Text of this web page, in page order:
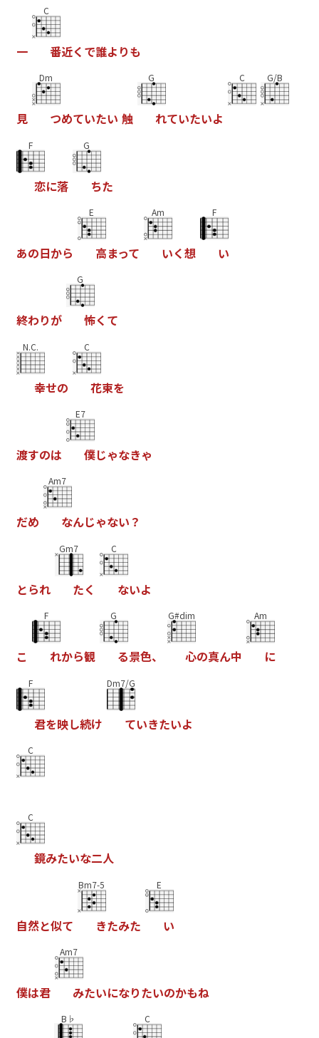
一
C
番近く で誰よ りも
見
Dm
つめていたい 触
G
れていたいよ
C G/B
F
恋に落
G
ちた
あの日から
E
高まって
Am
いく想
F
い
終わりが
G
怖く て
N.C.
幸せの
C
花束を
渡すのは
E7
僕じゃなきゃ
だめ
Am7
なんじゃない ？
とられ
Gm7
たく
C
ないよ
こ
F
れから観
G
る景色、
G#dim
心の真ん中
Am
に
F
君を映し続け
Dm7/G
ていきたいよ
C
C
鏡みたいな二人
自然と似て
Bm7-5
きたみた
E
い
僕は君
Am7
みたいになりたいのかもね
B♭ C